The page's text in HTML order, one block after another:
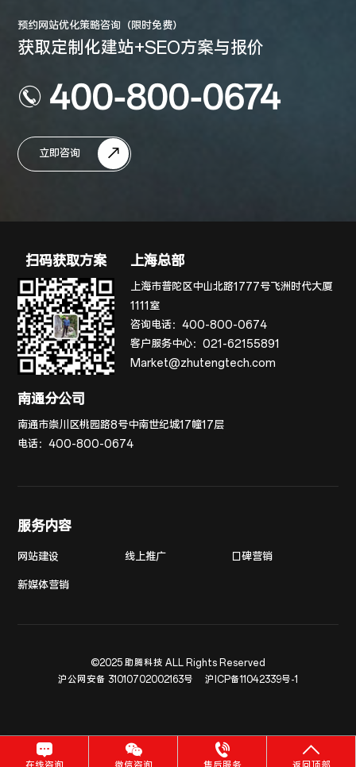
预约网站优化策略咨询（限时免费）
获取定制化建站+SEO方案与报价
400-800-0674
立即咨询
扫码获取方案 上海总部
上海市普陀区中山北路1777号飞洲时代大厦
1111室
咨询电话：400-800-0674
客户服务中心：021-62155891
Market@zhutengtech.com
南通分公司
南通市崇川区桃园路8号中南世纪城17幢17层
电话：400-800-0674
服务内容
网站建设 线上推广 口碑营销
新媒体营销
©2025 助腾科技 ALL Rights Reserved
沪公网安备 31010702002163号
沪ICP备11042339号-1